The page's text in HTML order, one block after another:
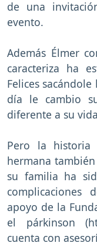
de una
evento.
Además Élmer
caracteriza ha
Felices
día le cambio
diferente a su
Pero la
hermana
su familia ha
complicaciones
apoyo de la
el párkinson
cuenta con